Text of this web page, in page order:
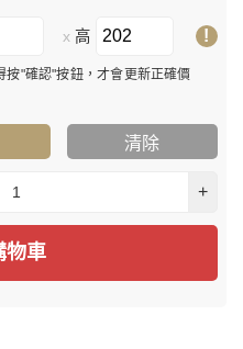
x 高 !
"確認"按鈕，才會更新正確價
清除
+
物車